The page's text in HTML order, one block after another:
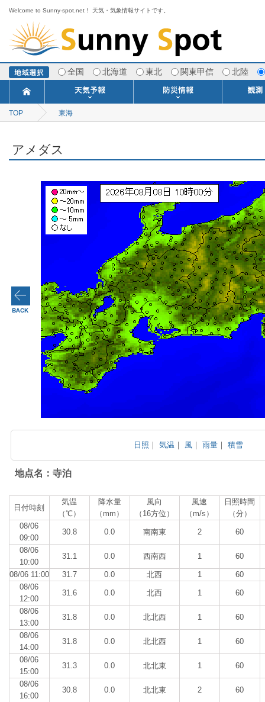
Welcome to Sunny-spot.net！ 天気・気象情報サイトです。
全国 北海道 東北 関東甲信 北陸
今日明日の天気
ポイント予報
週間天気予報
寒・暖候期予報
TOP 東海
アメダス
日照 ｜気温 ｜ 風 ｜雨量 ｜積雪
地点名：寺泊
日付時刻
気温
（℃）
降水量
（mm）
風向
（16方位）
風速
（m/s）
日照時間
（分）
08/06
09:00
30.8 0.0 南南東 2 60
08/06
10:00
31.1 0.0 西南西 1 60
08/06 11:00 31.7 0.0 北西 1
60
08/06
12:00
31.6 0.0 北西 1 60
08/06
13:00
31.8 0.0 北北西 1 60
08/06
14:00
31.8 0.0 北北西 1 60
08/06
15:00
31.3 0.0 北北東 1 60
08/06
16:00
30.8 0.0 北北東 2 60